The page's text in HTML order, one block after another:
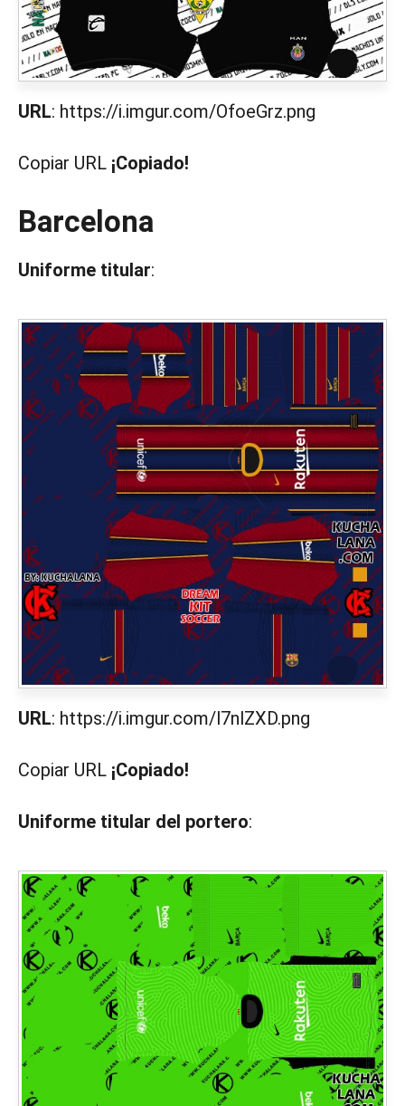
URL: https://i.imgur.com/OfoeGrz.png
Copiar URL ¡Copiado!
Barcelona
Uniforme titular:
URL: https://i.imgur.com/l7nlZXD.png
Copiar URL ¡Copiado!
Uniforme titular del portero: